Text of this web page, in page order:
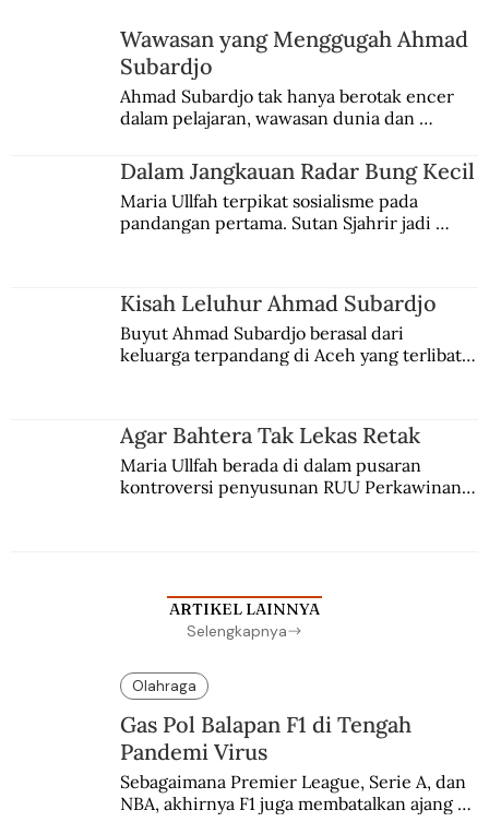
Wawasan yang Menggugah Ahmad
Subardjo
Ahmad Subardjo tak hanya berotak encer
dalam pelajaran, wawasan dunia dan
Jules Verne, Multatuli, hingga Sun Yat-sen.
Dalam Jangkauan Radar Bung Kecil
Maria Ullfah terpikat sosialisme pada
pandangan pertama. Sutan Sjahrir jadi
Kisah Leluhur Ahmad Subardjo
Buyut Ahmad Subardjo berasal dari
keluarga terpandang di Aceh yang terlibat
Agar Bahtera Tak Lekas Retak
Maria Ullfah berada di dalam pusaran
kontroversi penyusunan RUU Perkawinan.
ARTIKEL LAINNYA
Selengkapnya
Olahraga
Gas Pol Balapan F1 di Tengah
Pandemi Virus
Sebagaimana Premier League, Serie A, dan
NBA, akhirnya F1 juga membatalkan ajang